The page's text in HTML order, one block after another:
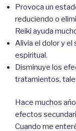
Provoca un
reduciendo o
Reiki ayuda
Alivia el dolor y
espiritual.
Disminuye los
tratamientos,
Hace muchos
efectos
Cuando me